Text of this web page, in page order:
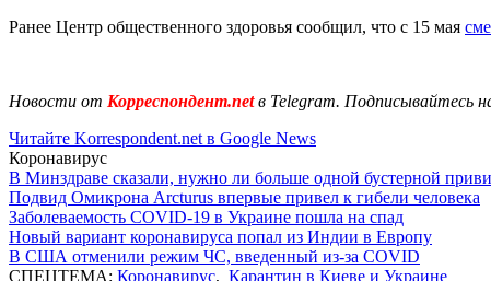
Ранее Центр общественного здоровья сообщил, что с 15 мая
Новости от Корреспондент.netв Telegram. Подписывайтесь
Читайте Korrespondent.net в Google News
Коронавирус
В Минздраве сказали, нужно ли больше одной бустерной
Подвид Омикрона Arcturus впервые привел к гибели человека
Заболеваемость COVID-19 в Украине пошла на спад
Новый вариант коронавируса попал из Индии в Европу
В США отменили режим ЧС, введенный из-за COVID
СПЕЦТЕМА: Коронавирус, Карантин в Киеве и Украине